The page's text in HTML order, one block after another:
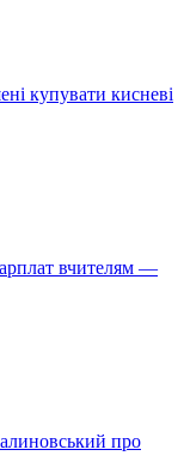
купувати кисневі
вчителям —
про